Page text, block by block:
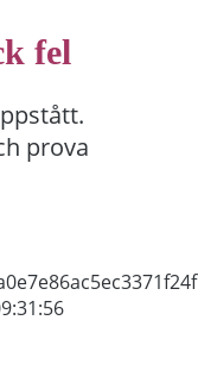
fel
prova